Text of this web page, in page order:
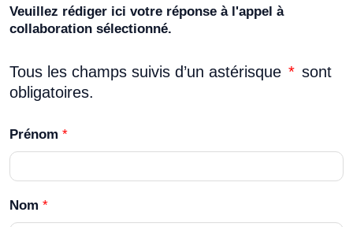
Veuillez rédiger ici votre réponse à l'appel à
collaboration sélectionné.
Tous les champs suivis d’un astérisque * sont
obligatoires.
Prénom *
Nom *